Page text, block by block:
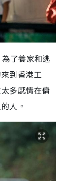
了養家和逃
到香港工
多感情在傭
人。